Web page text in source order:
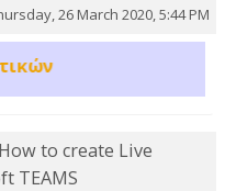
26 March 2020, 5:44 PM
to create Live
TEAMS